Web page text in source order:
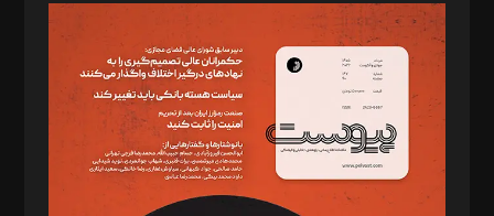
مدیر مسئول: محمدباقر اثنی‌عشری
سردبیر: مهرک محمودی
دبیر تحریریه: میثم قاسمی
د‌بیر ناداستان: سمانه سمیع
د‌بیر خدمت و تجارت: ابوالفضل رجبی
د‌بیر حقوق فناوری: حسام‌الدین ایپکچی
د‌بیر پیوست جهان: مینا پاکدل